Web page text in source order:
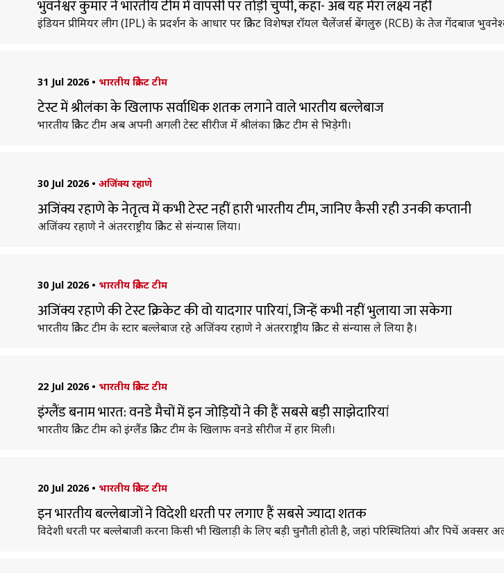
भुवनेश्वर कुमार ने भारतीय टीम में वापसी पर तोड़ी चुप्पी, कहा- अब यह मेरा लक्ष्य नहीं
इंडियन प्रीमियर लीग (IPL) के प्रदर्शन के आधार पर क्रिकेट विशेषज्ञ रॉयल चैलेंजर्स बेंगलुरु (RCB) के तेज गेंदबाज
31 Jul 2026 • भारतीय क्रिकेट टीम
टेस्ट में श्रीलंका के खिलाफ सर्वाधिक शतक लगाने वाले भारतीय बल्लेबाज
भारतीय क्रिकेट टीम अब अपनी अगली टेस्ट सीरीज में श्रीलंका क्रिकेट टीम से भिड़ेगी।
30 Jul 2026 • अजिंक्य रहाणे
अजिंक्य रहाणे के नेतृत्व में कभी टेस्ट नहीं हारी भारतीय टीम, जानिए कैसी रही उनकी कप्तानी
अजिंक्य रहाणे ने अंतरराष्ट्रीय क्रिकेट से संन्यास लिया।
30 Jul 2026 • भारतीय क्रिकेट टीम
अजिंक्य रहाणे की टेस्ट क्रिकेट की वो यादगार पारियां, जिन्हें कभी नहीं भुलाया जा सकेगा
भारतीय क्रिकेट टीम के स्टार बल्लेबाज रहे अजिंक्य रहाणे ने अंतरराष्ट्रीय क्रिकेट से संन्यास ले लिया है।
22 Jul 2026 • भारतीय क्रिकेट टीम
इंग्लैंड बनाम भारत: वनडे मैचों में इन जोड़ियों ने की हैं सबसे बड़ी साझेदारियां
भारतीय क्रिकेट टीम को इंग्लैंड क्रिकेट टीम के खिलाफ वनडे सीरीज में हार मिली।
20 Jul 2026 • भारतीय क्रिकेट टीम
इन भारतीय बल्लेबाजों ने विदेशी धरती पर लगाए हैं सबसे ज्यादा शतक
विदेशी धरती पर बल्लेबाजी करना किसी भी खिलाड़ी के लिए बड़ी चुनौती होती है, जहां परिस्थितियां और पिचें अक्सर